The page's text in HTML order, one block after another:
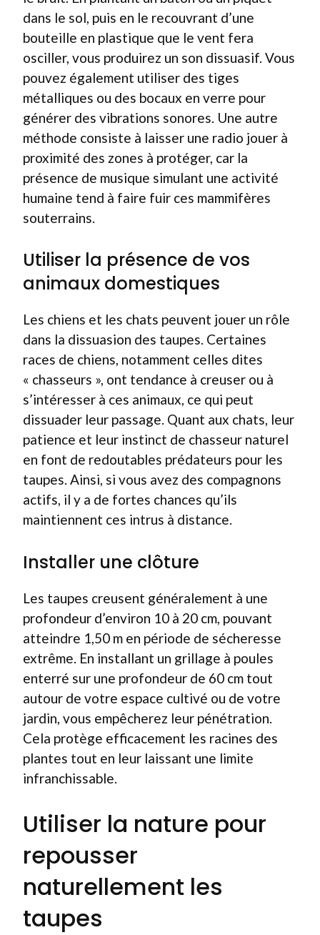
dans le sol, puis en le recouvrant d’une
bouteille en plastique que le vent fera
osciller, vous produirez un son dissuasif. Vous
pouvez également utiliser des tiges
métalliques ou des bocaux en verre pour
générer des vibrations sonores. Une autre
méthode consiste à laisser une radio jouer à
proximité des zones à protéger, car la
présence de musique simulant une activité
humaine tend à faire fuir ces mammifères
souterrains.
Utiliser la présence de vos
animaux domestiques
Les chiens et les chats peuvent jouer un rôle
dans la dissuasion des taupes. Certaines
races de chiens, notamment celles dites
« chasseurs », ont tendance à creuser ou à
s’intéresser à ces animaux, ce qui peut
dissuader leur passage. Quant aux chats, leur
patience et leur instinct de chasseur naturel
en font de redoutables prédateurs pour les
taupes. Ainsi, si vous avez des compagnons
actifs, il y a de fortes chances qu’ils
maintiennent ces intrus à distance.
Installer une clôture
Les taupes creusent généralement à une
profondeur d’environ 10 à 20 cm, pouvant
atteindre 1,50 m en période de sécheresse
extrême. En installant un grillage à poules
enterré sur une profondeur de 60 cm tout
autour de votre espace cultivé ou de votre
jardin, vous empêcherez leur pénétration.
Cela protège efficacement les racines des
plantes tout en leur laissant une limite
infranchissable.
Utiliser la nature pour
repousser
naturellement les
taupes